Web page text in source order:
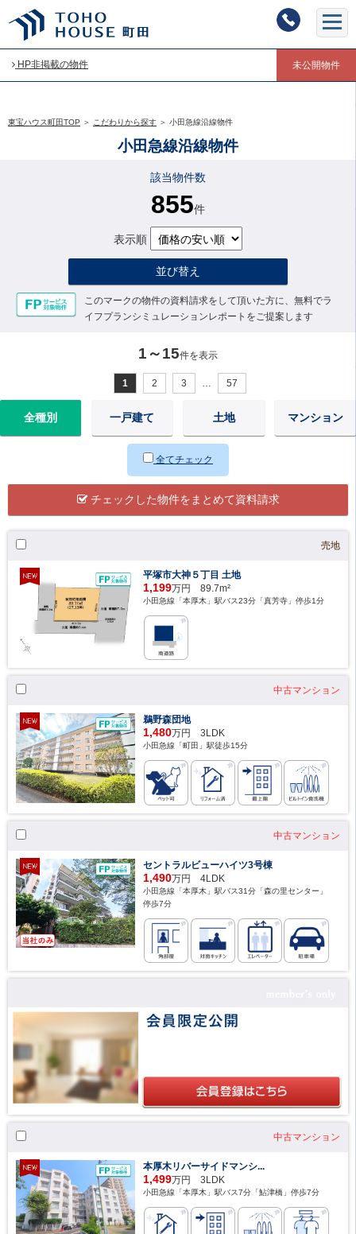
HP非掲載の物件 未公開物件
東宝ハウス町田TOP ＞ こだわりから探す ＞ 小田急線沿線物件
小田急線沿線物件
該当物件数
855件
表示順
並び替え
このマークの物件の資料請求をして頂いた方に、無料でラ
イフプランシミュレーションレポートをご提案します
1～15件を表示
1 2 3 … 57
全種別 一戸建て 土地 マンション
全てチェック
チェックした物件をまとめて資料請求
売地
平塚市大神５丁目 土地
1,199万円 89.7m²
小田急線「本厚木」駅バス23分「真芳寺」停歩1分
中古マンション
鵜野森団地
1,480万円 3LDK
小田急線「町田」駅徒歩15分
中古マンション
セントラルビューハイツ3号棟
1,490万円 4LDK
小田急線「本厚木」駅バス31分「森の里センター」
停歩7分
中古マンション
本厚木リバーサイドマンシ...
1,499万円 3LDK
小田急線「本厚木」駅バス7分「鮎津橋」停歩7分